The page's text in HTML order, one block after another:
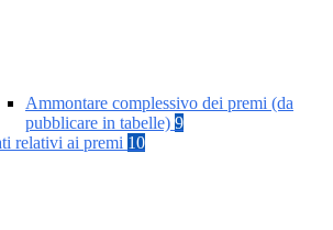
Ammontare complessivo dei premi (da
pubblicare in tabelle) 9
relativi ai premi 10